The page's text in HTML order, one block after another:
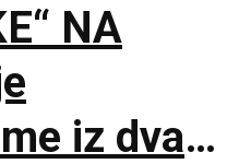
NA
iz dva